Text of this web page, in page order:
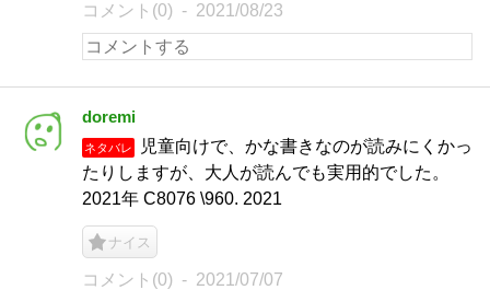
コメント(0) 2021/08/23
doremi
ネタバレ
児童向けで、かな書きなのが読みにくかっ
たりしますが、大人が読んでも実用的でした。
2021年 C8076 \960. 2021
ナイス
コメント(0) 2021/07/07